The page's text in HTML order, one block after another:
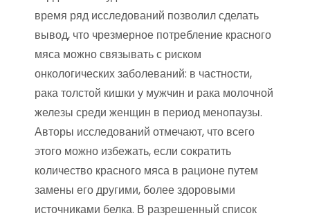
время ряд исследований позволил сделать
вывод, что чрезмерное потребление красного
мяса можно связывать с риском
онкологических заболеваний: в частности,
рака толстой кишки у мужчин и рака молочной
железы среди женщин в период менопаузы.
Авторы исследований отмечают, что всего
этого можно избежать, если сократить
количество красного мяса в рационе путем
замены его другими, более здоровыми
источниками белка. В разрешенный список